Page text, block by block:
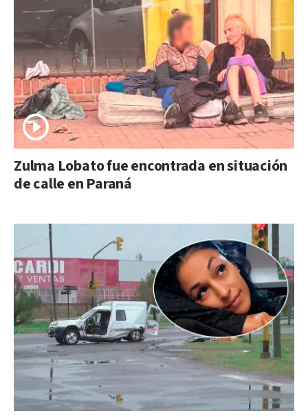
Zulma Lobato fue encontrada en situación
de calle en Paraná